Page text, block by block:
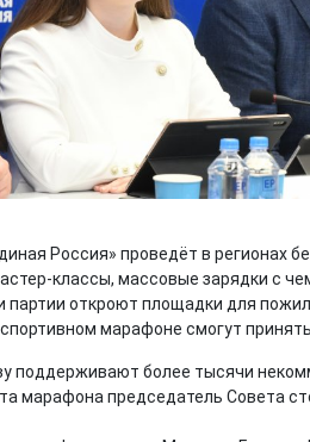
Россия» проведёт в регионах
классы, массовые зарядки с
партии откроют площадки для
марафоне смогут
поддерживают более тысячи
марафона председатель Совета